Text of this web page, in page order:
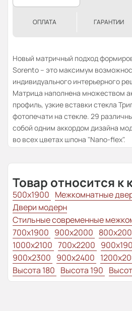
ОПЛАТА ГАРАНТИИ
Новый матричный подход
Sorento – это максимум
индивидуального интерьерного
Матрица наполнена множеством
профиль, узкие вставки стекла
фотопечати на стекле. 29
собой одним аккордом дизайна
во всех цветах шпона "Nano-flex".
Товар относится к
500x1900 Межкомнатные
Двери модерн
Стильные современные
700x1900 900x2000
1000x2100 700x2200
900x2300 900x2400
Высота 180 Высота 190